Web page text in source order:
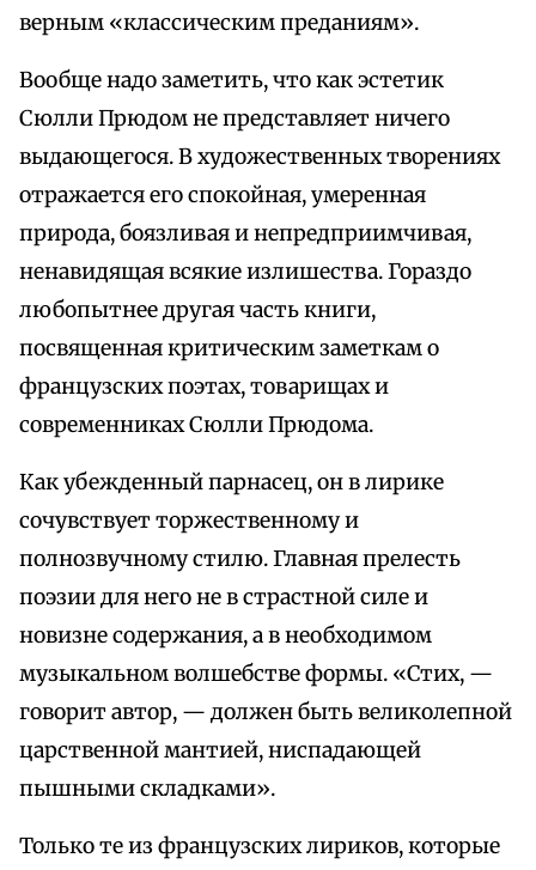
верным «классическим преданиям».
Вообще надо заметить, что как эстетик
Сюлли Прюдом не представляет ничего
выдающегося. В художественных творениях
отражается его спокойная, умеренная
природа, боязливая и непредприимчивая,
ненавидящая всякие излишества. Гораздо
любопытнее другая часть книги,
посвященная критическим заметкам о
французских поэтах, товарищах и
современниках Сюлли Прюдома.
Как убежденный парнасец, он в лирике
сочувствует торжественному и
полнозвучному стилю. Главная прелесть
поэзии для него не в страстной силе и
новизне содержания, а в необходимом
музыкальном волшебстве формы. «Стих, —
говорит автор, — должен быть великолепной
царственной мантией, ниспадающей
пышными складками».
Только те из французских лириков, которые